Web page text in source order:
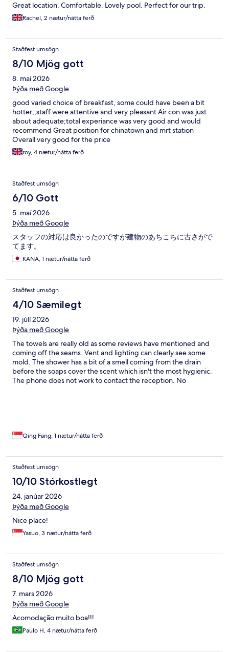
Great location. Comfortable. Lovely pool. Perfect for our trip.
Rachel, 2 nætur/nátta ferð
Staðfest umsögn
8/10 Mjög gott
8. maí 2026
Þýða með Google
good varied choice of breakfast, some could have been a bit
hotter;,staff were attentive and very pleasant Air con was just
about adequate;total experiance was very good and would
recommend Great position for chinatown and mrt station
Overall very good for the price
roy, 4 nætur/nátta ferð
Staðfest umsögn
6/10 Gott
5. maí 2026
Þýða með Google
スタッフの対応は良かったのですが建物のあちこちに古さがで
てます。
KANA, 1 nætur/nátta ferð
Staðfest umsögn
4/10 Sæmilegt
19. júlí 2026
Þýða með Google
The towels are really old as some reviews have mentioned and
coming off the seams. Vent and lighting can clearly see some
mold. The shower has a bit of a smell coming from the drain
before the soaps cover the scent which isn't the most hygienic.
The phone does not work to contact the reception. No
Qing Fang, 1 nætur/nátta ferð
Staðfest umsögn
10/10 Stórkostlegt
24. janúar 2026
Þýða með Google
Nice place!
Yasuo, 3 nætur/nátta ferð
Staðfest umsögn
8/10 Mjög gott
7. mars 2026
Þýða með Google
Acomodação muito boa!!!
Paulo H, 4 nætur/nátta ferð